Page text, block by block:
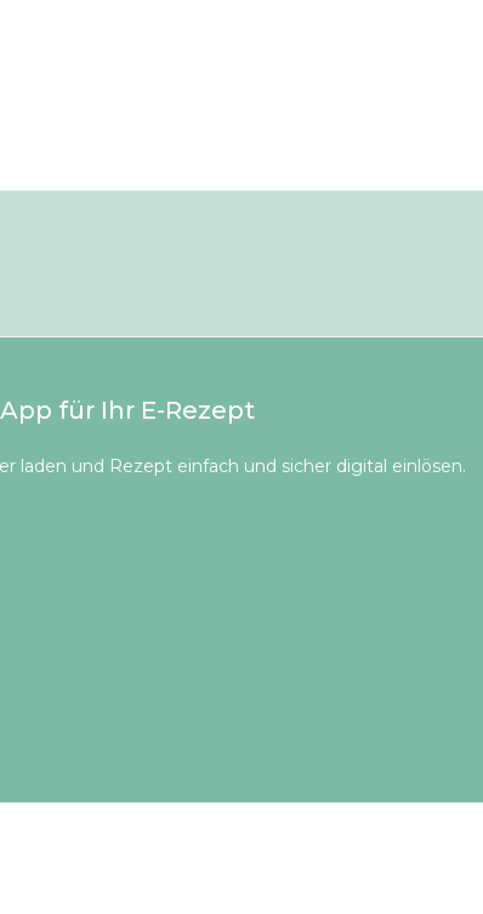
für Ihr E-Rezept
laden und Rezept einfach und sicher digital einlösen.